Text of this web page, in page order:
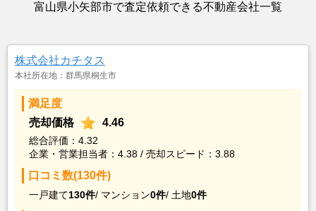
富山県小矢部市で査定依頼できる不動産会社一覧
株式会社カチタス
本社所在地：群馬県桐生市
満足度
売却価格
4.46
総合評価：4.32
企業・営業担当者：4.38 / 売却スピード：3.88
口コミ数(130件)
一戸建て130件/ マンション0件/ 土地0件